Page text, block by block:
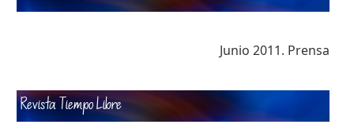
Junio 2011. Prensa
Revista Tiempo Libre